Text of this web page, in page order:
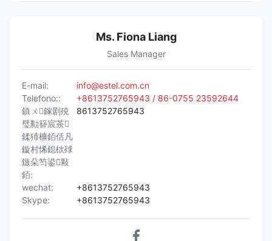
Ms. Fiona Liang
Sales Manager
E-mail:
info@estel.com.cn
Telefono::
+8613752765943 / 86-0755 23592644
鎮ㄨ鎵剧殑
璧勬簮宸茶
鍒犻櫎銆佸凡
鏇村悕鎴栨殏
鏃朵笉鍙敤
銆:
8613752765943
wechat:
+8613752765943
Skype:
+8613752765943